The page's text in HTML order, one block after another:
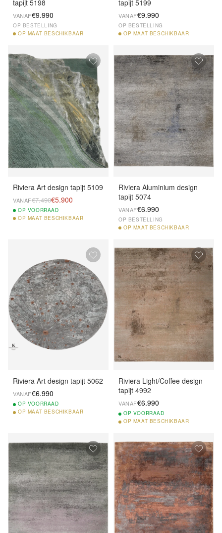
tapijt 5198
VANAF€9.990
OP BESTELLING
OP MAAT BESCHIKBAAR
tapijt 5199
VANAF€9.990
OP BESTELLING
OP MAAT BESCHIKBAAR
Riviera Art design tapijt 5109
VANAF€7.490€5.900
OP VOORRAAD
OP MAAT BESCHIKBAAR
Riviera Aluminium design
tapijt 5074
VANAF€6.990
OP BESTELLING
OP MAAT BESCHIKBAAR
Riviera Art design tapijt 5062
VANAF€6.990
OP VOORRAAD
OP MAAT BESCHIKBAAR
Riviera Light/Coffee design
tapijt 4992
VANAF€6.990
OP VOORRAAD
OP MAAT BESCHIKBAAR